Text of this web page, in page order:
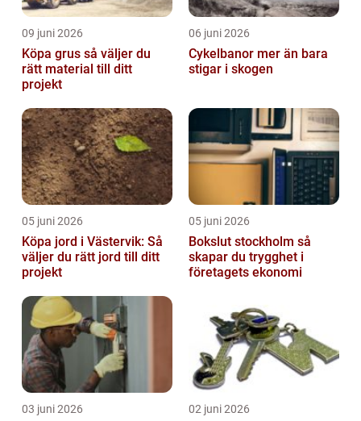
09 juni 2026
Köpa grus så väljer du
rätt material till ditt
projekt
06 juni 2026
Cykelbanor mer än bara
stigar i skogen
05 juni 2026
Köpa jord i Västervik: Så
väljer du rätt jord till ditt
projekt
05 juni 2026
Bokslut stockholm så
skapar du trygghet i
företagets ekonomi
03 juni 2026 02 juni 2026